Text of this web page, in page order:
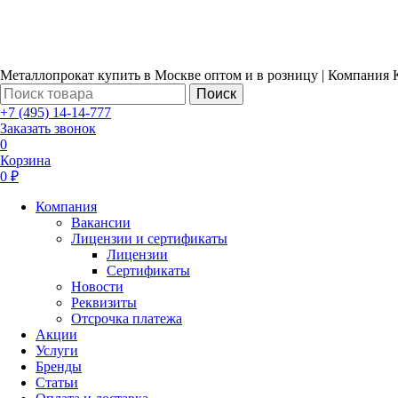
Металлопрокат купить в Москве оптом и в розницу | Компания
Поиск
+7 (495) 14-14-777
Заказать звонок
0
Корзина
0 ₽
Компания
Вакансии
Лицензии и сертификаты
Лицензии
Сертификаты
Новости
Реквизиты
Отсрочка платежа
Акции
Услуги
Бренды
Статьи